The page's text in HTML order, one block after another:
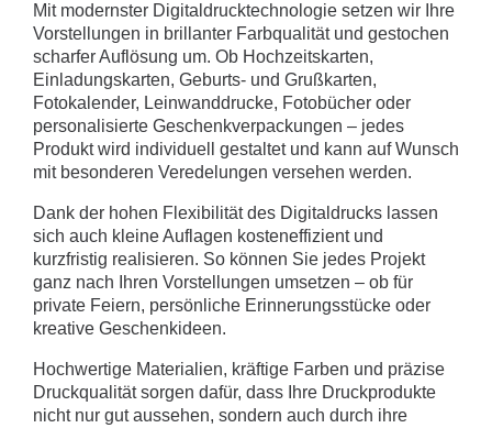
Mit modernster Digitaldrucktechnologie setzen wir Ihre
Vorstellungen in brillanter Farbqualität und gestochen
scharfer Auflösung um. Ob Hochzeitskarten,
Einladungskarten, Geburts- und Grußkarten,
Fotokalender, Leinwanddrucke, Fotobücher oder
personalisierte Geschenkverpackungen – jedes
Produkt wird individuell gestaltet und kann auf Wunsch
mit besonderen Veredelungen versehen werden.
Dank der hohen Flexibilität des Digitaldrucks lassen
sich auch kleine Auflagen kosteneffizient und
kurzfristig realisieren. So können Sie jedes Projekt
ganz nach Ihren Vorstellungen umsetzen – ob für
private Feiern, persönliche Erinnerungsstücke oder
kreative Geschenkideen.
Hochwertige Materialien, kräftige Farben und präzise
Druckqualität sorgen dafür, dass Ihre Druckprodukte
nicht nur gut aussehen, sondern auch durch ihre